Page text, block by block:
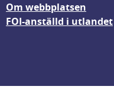
Om webbplatsen
FOI-anställd i utlandet